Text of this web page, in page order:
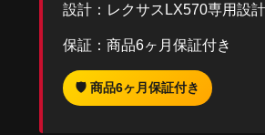
設計：レクサスLX570専用設計
保証：商品6ヶ月保証付き
🛡 商品6ヶ月保証付き